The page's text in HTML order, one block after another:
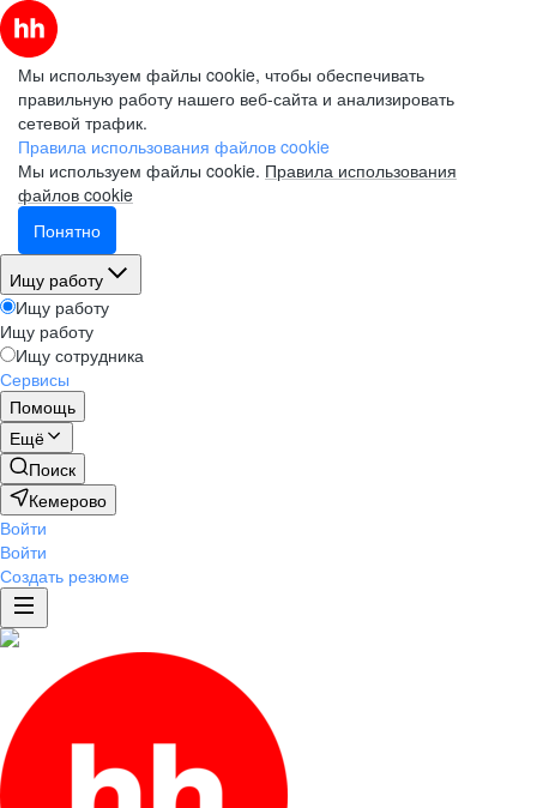
Мы используем файлы cookie, чтобы обеспечивать
правильную работу нашего веб-сайта и анализировать
сетевой трафик.
Правила использования файлов cookie
Мы используем файлы cookie. Правила использования
файлов cookie
Понятно
Ищу работу
Ищу работу
Ищу работу
Ищу сотрудника
Сервисы
Помощь
Ещё
Поиск
Кемерово
Войти
Войти
Создать резюме